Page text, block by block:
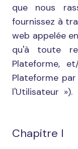
que nous
fournissez à
web appelée
qu'à toute
Plateforme,
Plateforme
l'Utilisateur »).
Chapitre I